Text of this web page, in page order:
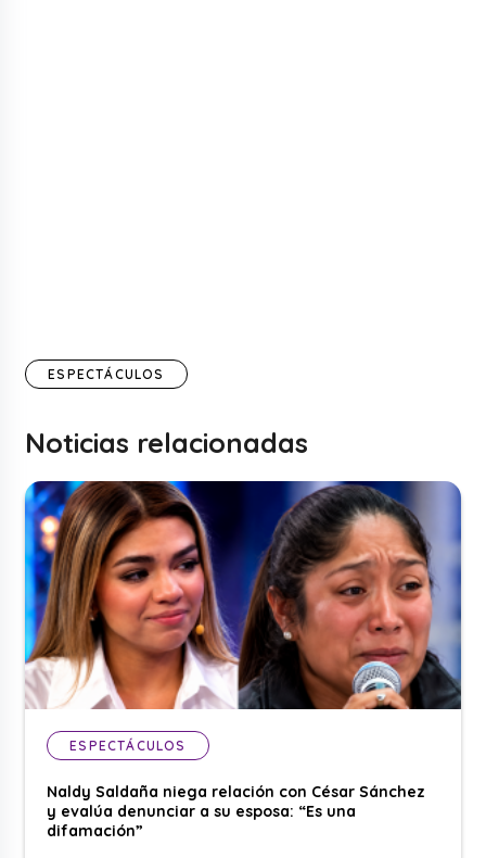
ESPECTÁCULOS
Noticias relacionadas
ESPECTÁCULOS
Naldy Saldaña niega relación con César Sánchez
y evalúa denunciar a su esposa: “Es una
difamación”